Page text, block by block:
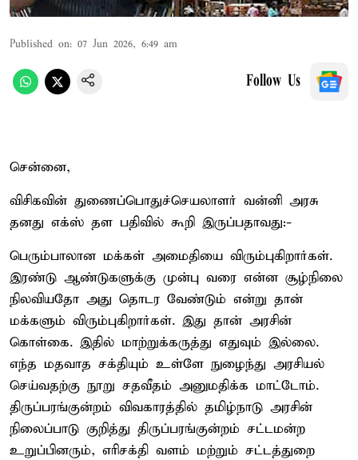
Published on: 07 Jun 2026, 6:49 am
Follow Us
சென்னை,
விசிகவின் துணைப்பொதுச்செயலாளர் வன்னி அரசு
தனது எக்ஸ் தள பதிவில் கூறி இருப்பதாவது:-
பெரும்பாலான மக்கள் அமைதியை விரும்புகிறார்கள்.
இரண்டு ஆண்டுகளுக்கு முன்பு வரை என்ன சூழ்நிலை
நிலவியதோ அது தொடர வேண்டும் என்று தான்
மக்களும் விரும்புகிறார்கள். இது தான் அரசின்
கொள்கை. இதில் மாற்றுக்கருத்து எதுவும் இல்லை.
எந்த மதவாத சக்தியும் உள்ளே நுழைந்து அரசியல்
செய்வதற்கு நூறு சதவீதம் அனுமதிக்க மாட்டோம்.
திருப்பரங்குன்றம் விவகாரத்தில் தமிழ்நாடு அரசின்
நிலைப்பாடு குறித்து திருப்பரங்குன்றம் சட்டமன்ற
உறுப்பினரும், எரிசக்தி வளம் மற்றும் சட்டத்துறை